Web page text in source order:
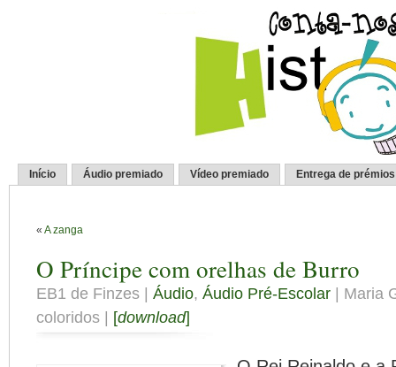
Início Áudio premiado Vídeo premiado Entrega de prémios
« A zanga
O Príncipe com orelhas de Burro
EB1 de Finzes | Áudio, Áudio Pré-Escolar | Maria
coloridos | [download]